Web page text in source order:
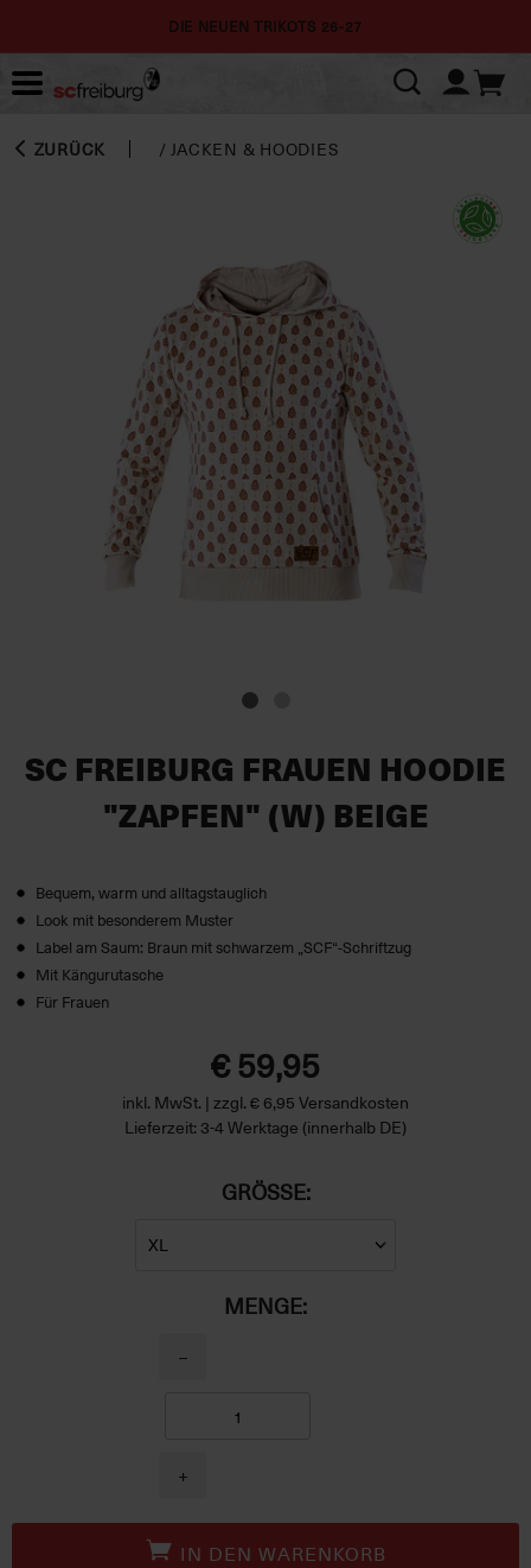
DIE NEUEN TRIKOTS 26-27
ZURÜCK /JACKEN & HOODIES
SC FREIBURG FRAUEN HOODIE
"ZAPFEN" (W) BEIGE
Bequem, warm und alltagstauglich
Look mit besonderem Muster
Label am Saum: Braun mit schwarzem „SCF“-Schriftzug
Mit Kängurutasche
Für Frauen
€ 59,95
inkl. MwSt. | zzgl. € 6,95 Versandkosten
Lieferzeit: 3-4 Werktage (innerhalb DE)
GRÖSSE:
MENGE:
−
+
IN DEN WARENKORB